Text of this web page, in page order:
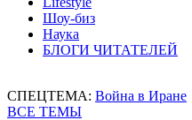
Шоу-биз
Наука
БЛОГИ ЧИТАТЕЛЕЙ
СПЕЦТЕМА: Война в Иране
ВСЕ ТЕМЫ